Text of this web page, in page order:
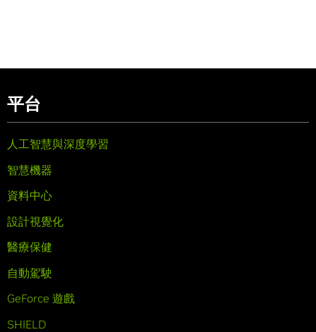
平台
人工智慧與深度學習
智慧機器
資料中心
設計視覺化
醫療保健
自動駕駛
GeForce 遊戲
SHIELD